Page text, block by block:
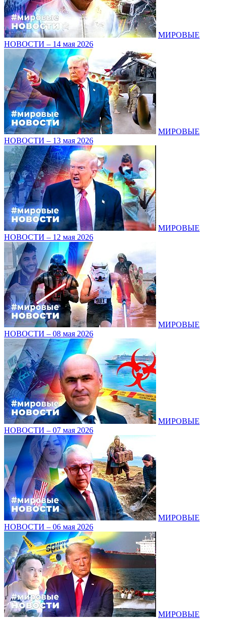
МИРОВЫЕ
НОВОСТИ – 14 мая 2026
МИРОВЫЕ
НОВОСТИ – 13 мая 2026
МИРОВЫЕ
НОВОСТИ – 12 мая 2026
МИРОВЫЕ
НОВОСТИ – 08 мая 2026
МИРОВЫЕ
НОВОСТИ – 07 мая 2026
МИРОВЫЕ
НОВОСТИ – 06 мая 2026
МИРОВЫЕ